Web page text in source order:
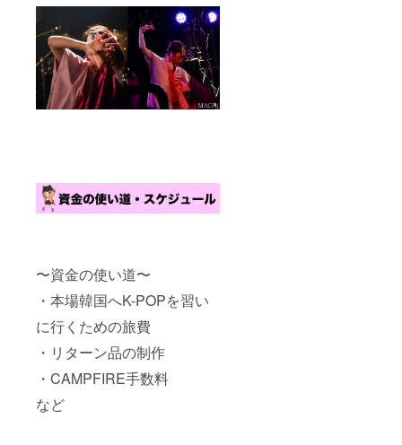
〜資金の使い道〜
・本場韓国へK-POPを習い
に行くための旅費
・リターン品の制作
・CAMPFIRE手数料
など